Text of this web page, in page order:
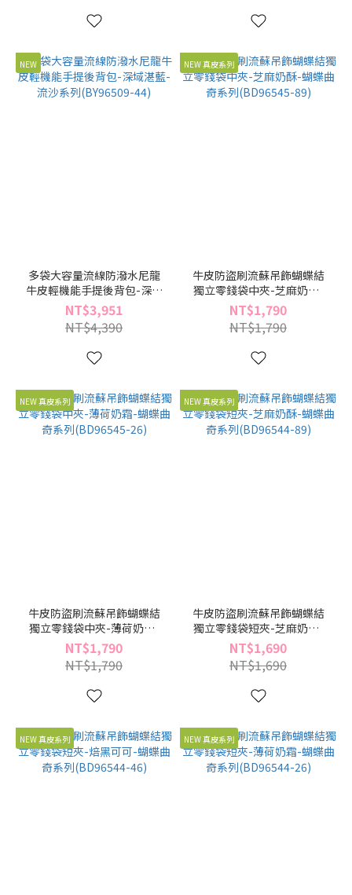
NEW
多袋大容量流線防潑水尼龍
牛皮輕機能手提後背包-深域
湛藍-流沙系列(BY96509-44)
NT$3,951
NT$4,390
NEW 真皮系列
牛皮防盜刷流蘇吊飾蝴蝶結
獨立零錢袋中夾-芝麻奶酥-
蝴蝶曲奇系列(BD96545-89)
NT$1,790
NT$1,790
NEW 真皮系列
牛皮防盜刷流蘇吊飾蝴蝶結
獨立零錢袋中夾-薄荷奶霜-
蝴蝶曲奇系列(BD96545-26)
NT$1,790
NT$1,790
NEW 真皮系列
牛皮防盜刷流蘇吊飾蝴蝶結
獨立零錢袋短夾-芝麻奶酥-
蝴蝶曲奇系列(BD96544-89)
NT$1,690
NT$1,690
NEW 真皮系列 NEW 真皮系列